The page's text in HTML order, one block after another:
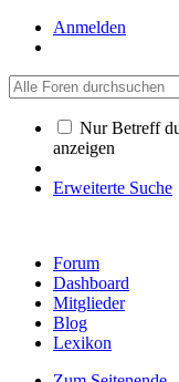
Anmelden
Nur Betreff
anzeigen
Erweiterte Suche
Forum
Dashboard
Mitglieder
Blog
Lexikon